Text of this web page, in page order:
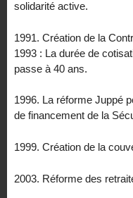
solidarité active.
1991. Création de la
1993 : La durée de
passe à 40 ans.
1996. La réforme Juppé
de financement de la
1999. Création de la
2003. Réforme des